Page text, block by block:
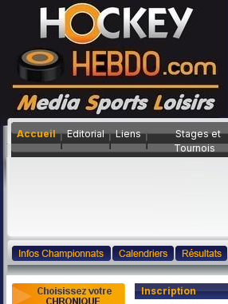
Accueil Editorial Liens
Stages et
Tournois
Inscription